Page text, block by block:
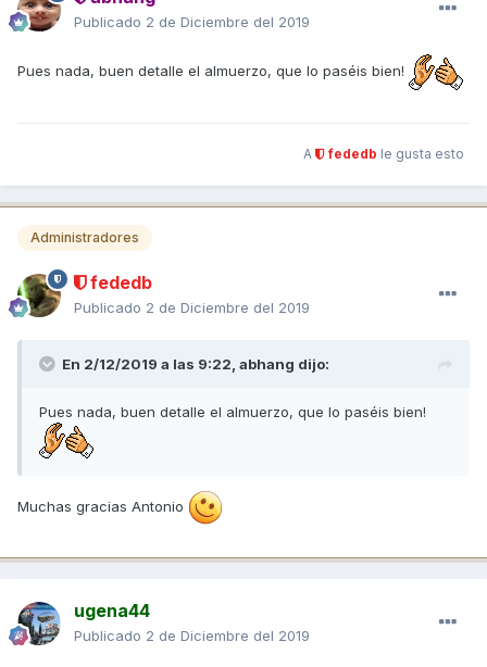
Publicado 2 de Diciembre del 2019
Pues nada, buen detalle el almuerzo, que lo paséis bien!
A fededb le gusta esto
Administradores
fededb
Publicado 2 de Diciembre del 2019
En 2/12/2019 a las 9:22, abhang dijo:
Pues nada, buen detalle el almuerzo, que lo paséis bien!
Muchas gracias Antonio
ugena44
Publicado 2 de Diciembre del 2019